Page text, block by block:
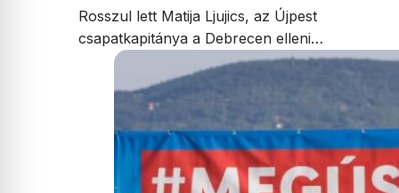
Rosszul lett Matija Ljujics, az Újpest
csapatkapitánya a Debrecen elleni…